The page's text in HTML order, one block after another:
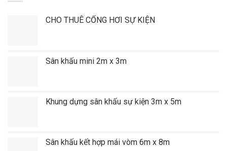
CHO THUÊ CỔNG HƠI SỰ KIỆN
Sân khấu mini 2m x 3m
Khung dựng sân khấu sự kiện 3m x 5m
Sân khấu kết hợp mái vòm 6m x 8m